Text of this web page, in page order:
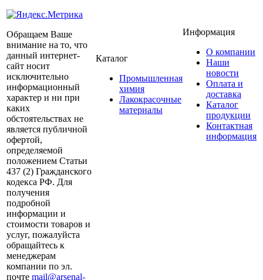
Обращаем Ваше
внимание на то, что
данный интернет-
сайт носит
исключительно
информационный
характер и ни при
каких
обстоятельствах не
является публичной
офертой,
определяемой
положением Статьи
437 (2) Гражданского
кодекса РФ. Для
получения
подробной
информации и
стоимости товаров и
услуг, пожалуйста
обращайтесь к
менеджерам
компании по эл.
почте mail@arsenal-
Каталог
Промышленная
химия
Лакокрасочные
материалы
Информация
О компании
Наши
новости
Оплата и
доставка
Каталог
продукции
Контактная
информация